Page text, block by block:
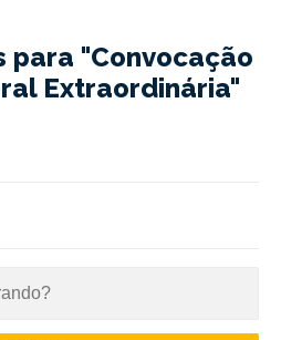
para "Convocação
Extraordinária"